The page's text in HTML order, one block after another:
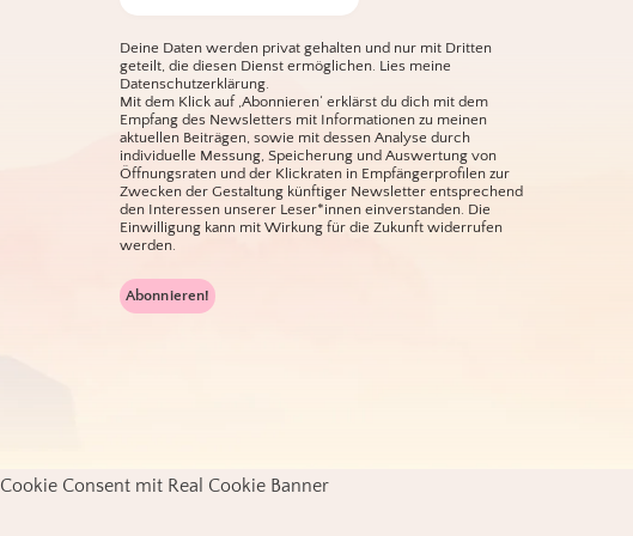
Deine Daten werden privat gehalten und nur mit Dritten
geteilt, die diesen Dienst ermöglichen. Lies meine
Datenschutzerklärung.
Mit dem Klick auf ‚Abonnieren‘ erklärst du dich mit dem
Empfang des Newsletters mit Informationen zu meinen
aktuellen Beiträgen, sowie mit dessen Analyse durch
individuelle Messung, Speicherung und Auswertung von
Öffnungsraten und der Klickraten in Empfängerprofilen zur
Zwecken der Gestaltung künftiger Newsletter entsprechend
den Interessen unserer Leser*innen einverstanden. Die
Einwilligung kann mit Wirkung für die Zukunft widerrufen
werden.
Cookie Consent mit Real Cookie Banner